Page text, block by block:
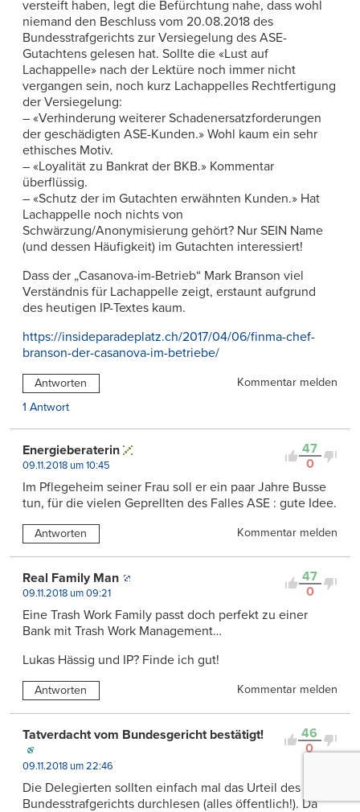
versteift haben, legt die Befürchtung nahe, dass wohl
niemand den Beschluss vom 20.08.2018 des
Bundesstrafgerichts zur Versiegelung des ASE-
Gutachtens gelesen hat. Sollte die «Lust auf
Lachappelle» nach der Lektüre noch immer nicht
vergangen sein, noch kurz Lachappelles Rechtfertigung
der Versiegelung:
– «Verhinderung weiterer Schadenersatzforderungen
der geschädigten ASE-Kunden.» Wohl kaum ein sehr
ethisches Motiv.
– «Loyalität zu Bankrat der BKB.» Kommentar
überflüssig.
– «Schutz der im Gutachten erwähnten Kunden.» Hat
Lachappelle noch nichts von
Schwärzung/Anonymisierung gehört? Nur SEIN Name
(und dessen Häufigkeit) im Gutachten interessiert!
Dass der „Casanova-im-Betrieb“ Mark Branson viel
Verständnis für Lachappelle zeigt, erstaunt aufgrund
des heutigen IP-Textes kaum.
https://insideparadeplatz.ch/2017/04/06/finma-chef-
branson-der-casanova-im-betriebe/
Antworten
Kommentar melden
1 Antwort
47
0
Energieberaterin
09.11.2018 um 10:45
Im Pflegeheim seiner Frau soll er ein paar Jahre Busse
tun, für die vielen Geprellten des Falles ASE : gute Idee.
Antworten Kommentar melden
47
0
Real Family Man
09.11.2018 um 09:21
Eine Trash Work Family passt doch perfekt zu einer
Bank mit Trash Work Management…
Lukas Hässig und IP? Finde ich gut!
Antworten Kommentar melden
46
0
Tatverdacht vom Bundesgericht bestätigt!
09.11.2018 um 22:46
Die Delegierten sollten einfach mal das Urteil des
Bundesstrafgerichts durchlesen (alles öffentlich!). Da